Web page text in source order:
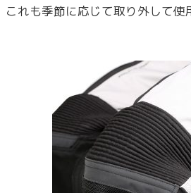
これも季節に応じて取り外して使